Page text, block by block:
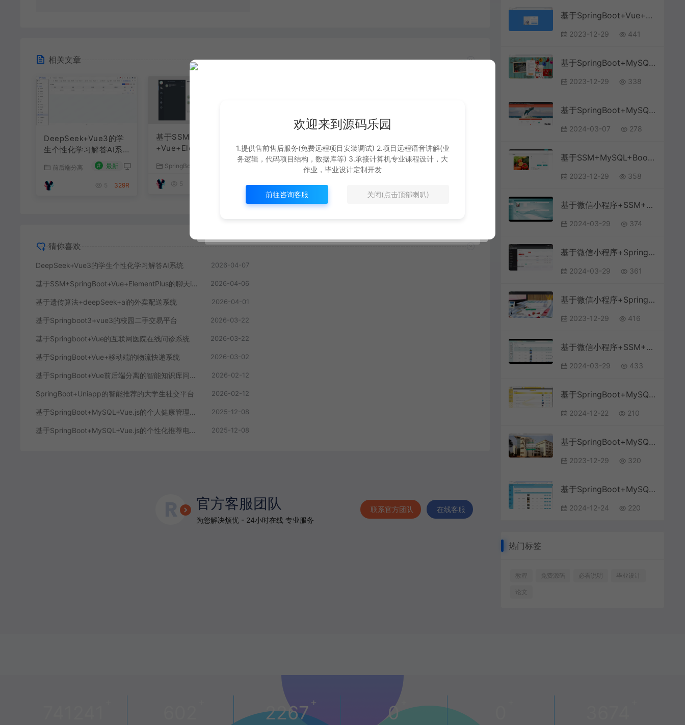
相关文章
DeepSeek+Vue3的学
生个性化学习解答AI系
前后端分离 # 最新
5 329R
基于SSM+SpringBoot
+Vue+ElementPlus的
SpringBoot源码
5
ek+ai的外卖配送系统
# 最新
12
3的校园二手交易平台
猜你喜欢
DeepSeek+Vue3的学生个性化学习解答AI系统 2026-04-07
基于SSM+SpringBoot+Vue+ElementPlus的聊天im系统 2026-04-06
基于遗传算法+deepSeek+ai的外卖配送系统 2026-04-01
基于Springboot3+vue3的校园二手交易平台 2026-03-22
基于Springboot+Vue的互联网医院在线问诊系统 2026-03-22
基于SpringBoot+Vue+移动端的物流快递系统 2026-03-02
基于SpringBoot+Vue前后端分离的智能知识库问答系统 2026-02-12
SpringBoot+Uniapp的智能推荐的大学生社交平台 2026-02-12
基于SpringBoot+MySQL+Vue.js的个人健康管理系统(附论文) 2025-12-08
基于SpringBoot+MySQL+Vue.js的个性化推荐电商系统(附论文) 2025-12-08
官方客服团队
为您解决烦忧 - 24小时在线 专业服务
联系官方团队 在线客服
基于SpringBoot+Vue+MySQL前后端分离的学生教务系统(附文档)
2023-12-29 441
基于SpringBoot+MySQL+Vue前后端分离的旅游推荐系统(附论文)
2023-12-29 338
基于SpringBoot+MySQL+Vue.js的人才管理系统(附论文)
2024-03-07 278
基于SSM+MySQL+Bootstrap+SpringBoot的农产品销售商城系统
2023-12-29 358
基于微信小程序+SSM+MySQL的驾考小程序(附论文)
2024-03-29 374
基于微信小程序+SpringBoot+MySQL的研学自习室选座与门禁小程序(附论文)
2024-03-29 361
基于微信小程序+SpringBoot+MySQL的汽车维修管理小程序(附论文)
2023-12-29 416
基于微信小程序+SSM+MySQL的医院挂号预约小程序(附论文)
2024-03-29 433
基于SpringBoot+MySQL+Vue.js的电子产品销售网站
2024-12-22 210
基于SpringBoot+MySQL+Vue的校园失物招领系统(附论文)
2023-12-29 320
基于SpringBoot+MySQL+Vue.js的物流管理系统(附论文)
2024-12-24 220
热门标签
教程 免费源码 必看说明 毕业设计
论文
2267+ 0
欢迎来到源码乐园
1.提供售前售后服务(免费远程项目安装调试) 2.项目远程语音讲解(业
务逻辑，代码项目结构，数据库等) 3.承接计算机专业课程设计，大
作业，毕业设计定制开发
前往咨询客服 关闭(点击顶部喇叭)